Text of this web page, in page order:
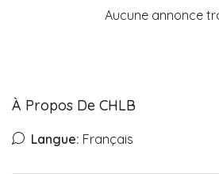
Aucune annonce
À Propos De CHLB
Langue: Français